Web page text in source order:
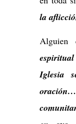
la
Iglesia